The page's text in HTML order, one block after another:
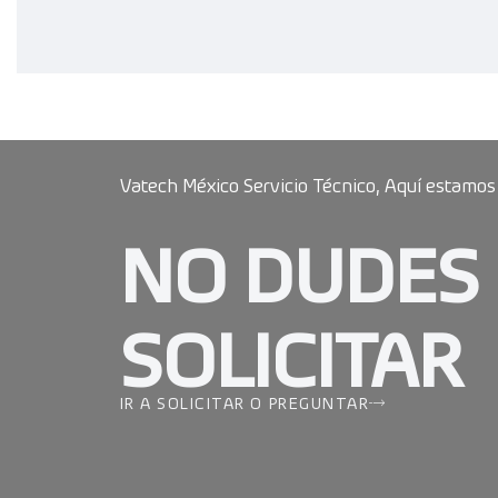
Vatech México Servicio Técnico, Aquí estamos
NO DUDES
SOLICITAR
IR A SOLICITAR O PREGUNTAR